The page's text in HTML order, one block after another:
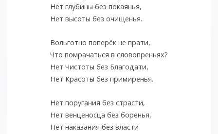
Нет глубины без покаянья,
Нет высоты без очищенья.
Вольготно поперёк не прати,
Что помрачаться в словопреньях?
Нет Чистоты без Благодати,
Нет Красоты без примиренья.
Нет поругания без страсти,
Нет венценосца без боренья,
Нет наказания без власти